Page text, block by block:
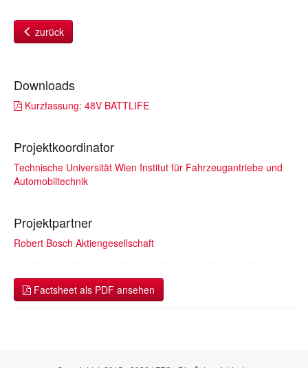
zurück
Downloads
Kurzfassung: 48V BATTLIFE
Projektkoordinator
Technische Universität Wien Institut für Fahrzeugantriebe und
Automobiltechnik
Projektpartner
Robert Bosch Aktiengesellschaft
Factsheet als PDF ansehen